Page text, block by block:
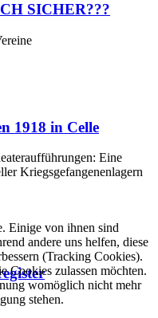
SICHER???
1918 in Celle
Eine
Kriegsgefangenenlagern
Einige von ihnen sind
andere uns helfen, diese
(Tracking Cookies).
Cookies zulassen möchten.
womöglich nicht mehr
stehen.